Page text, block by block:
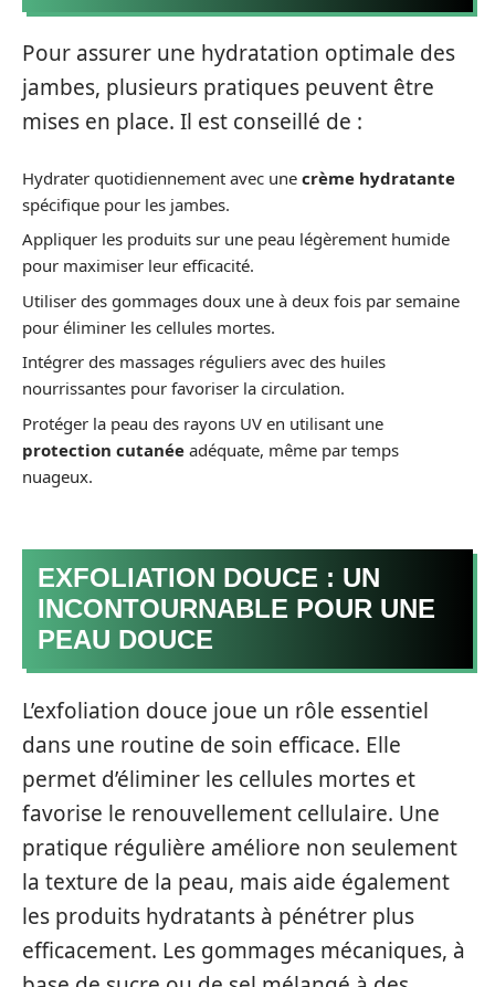
Pour assurer une hydratation optimale des
jambes, plusieurs pratiques peuvent être
mises en place. Il est conseillé de :
Hydrater quotidiennement avec une crème hydratante
spécifique pour les jambes.
Appliquer les produits sur une peau légèrement humide
pour maximiser leur efficacité.
Utiliser des gommages doux une à deux fois par semaine
pour éliminer les cellules mortes.
Intégrer des massages réguliers avec des huiles
nourrissantes pour favoriser la circulation.
Protéger la peau des rayons UV en utilisant une
protection cutanée adéquate, même par temps
nuageux.
EXFOLIATION DOUCE : UN
INCONTOURNABLE POUR UNE
PEAU DOUCE
L’exfoliation douce joue un rôle essentiel
dans une routine de soin efficace. Elle
permet d’éliminer les cellules mortes et
favorise le renouvellement cellulaire. Une
pratique régulière améliore non seulement
la texture de la peau, mais aide également
les produits hydratants à pénétrer plus
efficacement. Les gommages mécaniques, à